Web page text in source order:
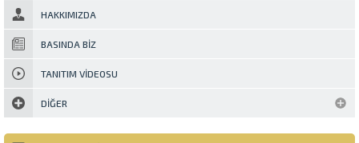
HAKKIMIZDA
BASINDA BIZ
TANITIM VIDEOSU
DIĞER